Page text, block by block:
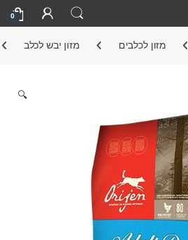
0
מזון לכלבים מזון יבש לכלב
🔍